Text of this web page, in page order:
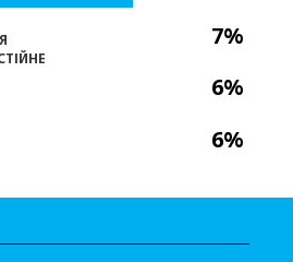
7%
6%
6%